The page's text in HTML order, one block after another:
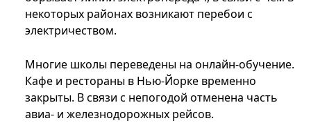
некоторых районах возникают перебои с
электричеством.
Многие школы переведены на онлайн-обучение.
Кафе и рестораны в Нью-Йорке временно
закрыты. В связи с непогодой отменена часть
авиа- и железнодорожных рейсов.